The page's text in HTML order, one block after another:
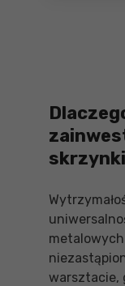
warsztacie,